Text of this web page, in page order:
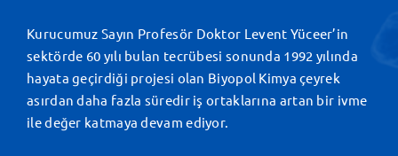
Kurucumuz Sayın Profesör Doktor Levent Yüceer’in
sektörde 60 yılı bulan tecrübesi sonunda 1992 yılında
hayata geçirdiği projesi olan Biyopol Kimya çeyrek
asırdan daha fazla süredir iş ortaklarına artan bir ivme
ile değer katmaya devam ediyor.